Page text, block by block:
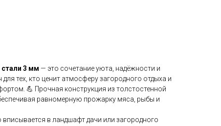
стали 3 мм — это сочетание уюта, надёжности и
тех, кто ценит атмосферу загородного отдыха и
💪 Прочная конструкция из толстостенной
равномерную прожарку мяса, рыбы и
в ландшафт дачи или загородного